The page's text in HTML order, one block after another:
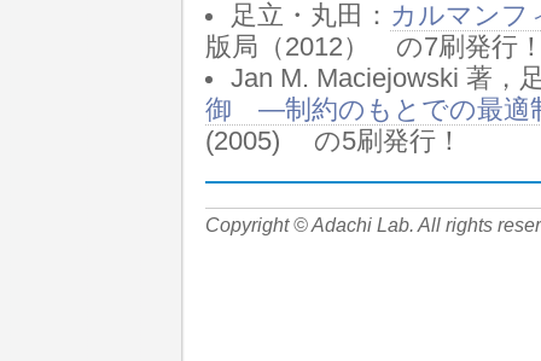
足立・丸田： カルマンフ
版局（2012） の7刷発行
Jan M. Maciejowski 著，
御 ―制約のもとでの最適
(2005) の5刷発行！
Copyright © Adachi Lab. All rights